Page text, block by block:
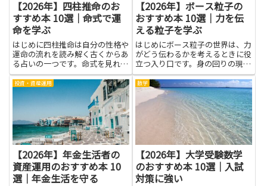
【2026年】四柱推命のお
すすめ本 10選｜命式で運
命を学ぶ
はじめに四柱推命は自分の性格や
運命の流れを読み解く古くからあ
る占いの一つです。命式を見れ
ば、生まれた日にちや時間の組み
合わせから、長所や注意点のヒン
トが拾えるとされます。この記事
では命式の考え方を身近な言葉で
紹介し、手に取りやすい本を中心
に...
【2026年】ボース粒子の
おすすめ本 10選｜力を伝
える粒子を学ぶ
はじめにボース粒子の世界は、力
がどう伝わるかを考えるときに役
立つ入り口です。身の回りの現象
をつなげて説明できるので、中学
生にも分かりやすい言葉で学べま
す。難解な数式を追う前に、粒子
がどう動くと物が動くのか、光が
どう届くのかといった基本を感
投資・資産運用
【2026年】年金生活者の
資産運用のおすすめ本 10
選｜年金生活を守る
数学
【2026年】大学受験数学
のおすすめ本 10選｜入試
対策に強い